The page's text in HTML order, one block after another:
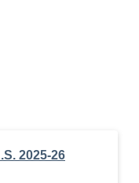
2025-26